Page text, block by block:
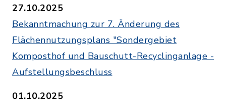
27.10.2025
Bekanntmachung zur 7. Änderung des
Flächennutzungsplans "Sondergebiet
Komposthof und Bauschutt-Recyclinganlage -
Aufstellungsbeschluss
01.10.2025